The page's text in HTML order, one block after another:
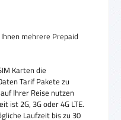
mehrere Prepaid
Karten die
Tarif Pakete zu
Ihrer Reise nutzen
ist 2G, 3G oder 4G LTE.
Laufzeit bis zu 30